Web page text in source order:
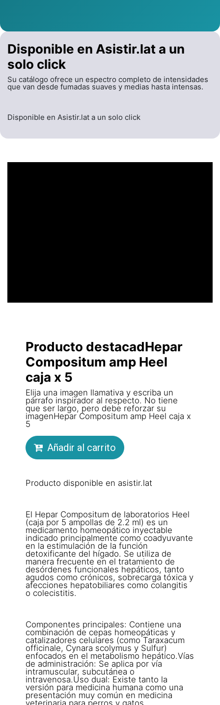
Disponible en Asistir.lat a un
solo click
Su catálogo ofrece un espectro completo de intensidades
que van desde fumadas suaves y medias hasta intensas.
Disponible en Asistir.lat a un solo click
Producto destacadHepar
Compositum amp Heel
caja x 5
Elija una imagen llamativa y escriba un
párrafo inspirador al respecto. No tiene
que ser largo, pero debe reforzar su
imagenHepar Compositum amp Heel caja x
5
Añadir al carrito
Producto disponible en asistir.lat
El Hepar Compositum de laboratorios Heel
(caja por 5 ampollas de 2.2 ml) es un
medicamento homeopático inyectable
indicado principalmente como coadyuvante
en la estimulación de la función
detoxificante del hígado. Se utiliza de
manera frecuente en el tratamiento de
desórdenes funcionales hepáticos, tanto
agudos como crónicos, sobrecarga tóxica y
afecciones hepatobiliares como colangitis
o colecistitis.
Componentes principales: Contiene una
combinación de cepas homeopáticas y
catalizadores celulares (como Taraxacum
officinale, Cynara scolymus y Sulfur)
enfocados en el metabolismo hepático.Vías
de administración: Se aplica por vía
intramuscular, subcutánea o
intravenosa.Uso dual: Existe tanto la
versión para medicina humana como una
presentación muy común en medicina
veterinaria para perros y gatos.